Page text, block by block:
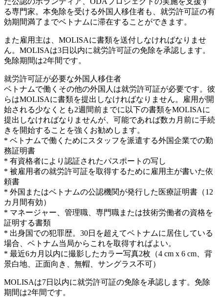
る専門家。本免除を受ける外国人移住者も、就労許可証の有
効期間満了までベトナムに滞在することができます。
また雇用主は、MOLISAに書類を送付しなければなりませ
ん。MOLISAは3日以内に就労許可証の免除を承認します。
免除期間は2年間です。
就労許可証が必要な外国人移住者
ベトナムで働くその他の外国人は就労許可証が必要です。彼
らはMOLISAに書類を提出しなければなりません。雇用が開
始される少なくとも2週間前までに以下の書類をMOLISAに
提出しなければなりませんが、可能であれば数カ月前に手続
きを開始することを強くお勧めします。
* ベトナムで働くためにスタッフを派遣する外国企業での勤
務証明書
* 有資格者により認証されたパスポートの写し
* 被雇用者の就労許可証を取得するために雇用主が書いた依
頼書
* 外国またはベトナムの公認機関が発行した医療証明書（12
カ月間有効）
* マネージャー、管理職、専門職または技術労働者の資格を
証明する書類
* 出身国での犯罪歴。30日を超えてベトナムに居住している
場合、ベトナム当局からこれを取得すればよい。
* 最近6カ月以内に撮影したカラー写真2枚（4 cm x 6 cm、背
景白地、正面向き、無帽、サングラス不可）
MOLISAは7日以内に就労許可証の免除を承認します。免除
期間は2年間です。